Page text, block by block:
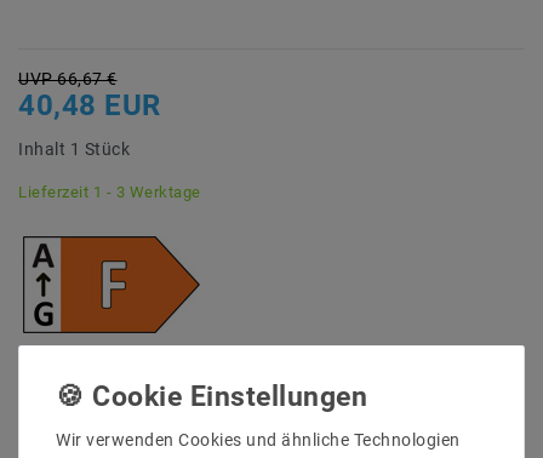
UVP 66,67 €
40,48 EUR
Inhalt 1 Stück
Lieferzeit 1 - 3 Werktage
Wir verwenden Cookies und ähnliche Technologien